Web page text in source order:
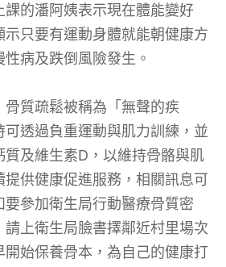
的潘阿姨表示現在體能變好
只要有運動身體就能朝健康方
病及跌倒風險發生。
質疏鬆被稱為「無聲的疾
透過負重運動與肌力訓練，並
質及維生素D，以維持骨骼與肌
供健康促進服務，相關訊息可
參加衛生局行動醫療骨質密
上衛生局臉書擇鄰近村里場次
開始保養骨本，為自己的健康打